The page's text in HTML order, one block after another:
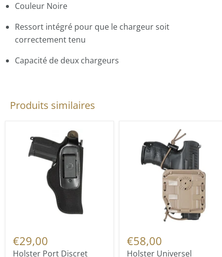
Couleur Noire
Ressort intégré pour que le chargeur soit
correctement tenu
Capacité de deux chargeurs
Produits similaires
€29,00
Holster Port Discret
€58,00
Holster Universel